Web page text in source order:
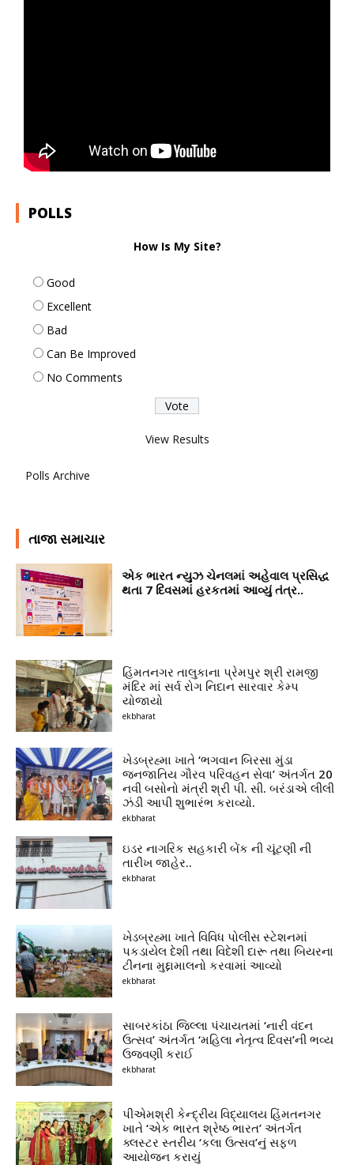
POLLS
How Is My Site?
Good
Excellent
Bad
Can Be Improved
No Comments
View Results
Polls Archive
તાજા સમાચાર
એક ભારત ન્યુઝ ચેનલમાં અહેવાલ પ્રસિદ્ધ
થતા 7 દિવસમાં હરકતમાં આવ્યું તંત્ર..
હિંમતનગર તાલુકાના પ્રેમપુર શ્રી રામજી
મંદિર માં સર્વ રોગ નિદાન સારવાર કેમ્પ
યોજાયો
ekbharat
ખેડબ્રહ્મા ખાતે ‘ભગવાન બિરસા મુંડા
જનજાતિય ગૌરવ પરિવહન સેવા’ અંતર્ગત 20
નવી બસોનો મંત્રી શ્રી પી. સી. બરંડાએ લીલી
ઝંડી આપી શુભારંભ કરાવ્યો.
ekbharat
ઇડર નાગરિક સહકારી બેંક ની ચૂંટણી ની
તારીખ જાહેર..
ekbharat
ખેડબ્રહ્મા ખાતે વિવિધ પોલીસ સ્ટેશનમાં
પકડાયેલ દેશી તથા વિદેશી દારૂ તથા બિયરના
ટીનના મુદ્દામાલનો કરવામાં આવ્યો
ekbharat
સાબરકાંઠા જિલ્લા પંચાયતમાં ‘નારી વંદન
ઉત્સવ’ અંતર્ગત ‘મહિલા નેતૃત્વ દિવસ’ની ભવ્ય
ઉજવણી કરાઈ
ekbharat
પીએમશ્રી કેન્દ્રીય વિદ્યાલય હિંમતનગર
ખાતે ‘એક ભારત શ્રેષ્ઠ ભારત’ અંતર્ગત
ક્લસ્ટર સ્તરીય ‘કલા ઉત્સવ’નું સફળ
આયોજન કરાયું